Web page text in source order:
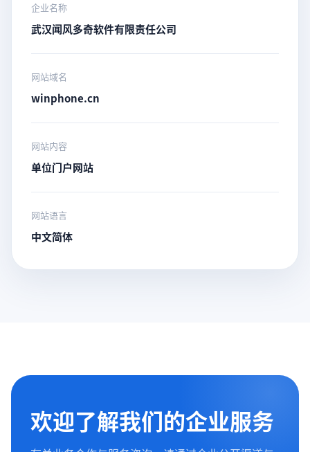
企业名称
武汉闻风多奇软件有限责任公司
网站域名
winphone.cn
网站内容
单位门户网站
网站语言
中文简体
欢迎了解我们的企业服务